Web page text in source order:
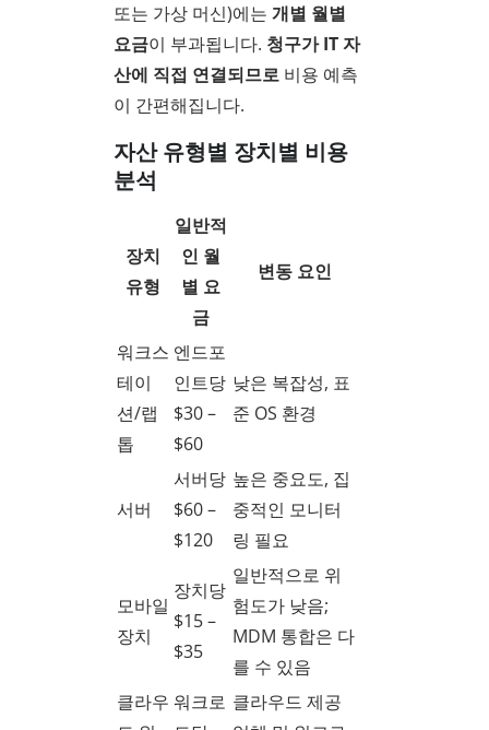
또는 가상 머신)에는 개별 월별
요금이 부과됩니다. 청구가 IT 자
산에 직접 연결되므로 비용 예측
이 간편해집니다.
자산 유형별 장치별 비용
분석
장치
유형
일반적
인 월
별 요
금
변동 요인
워크스
테이
션/랩
톱
엔드포
인트당
$30 –
$60
낮은 복잡성, 표
준 OS 환경
서버
서버당
$60 –
$120
높은 중요도, 집
중적인 모니터
링 필요
모바일
장치
장치당
$15 –
$35
일반적으로 위
험도가 낮음;
MDM 통합은 다
를 수 있음
클라우 워크로 클라우드 제공